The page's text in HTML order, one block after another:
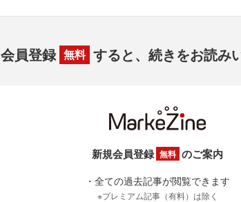
会員登録 無料 すると、続きをお読み
新規会員登録 無料 のご案内
・全ての過去記事が閲覧できます
※プレミアム記事（有料）は除く